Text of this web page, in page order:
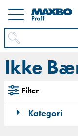
Ikke
Filter
Kategori